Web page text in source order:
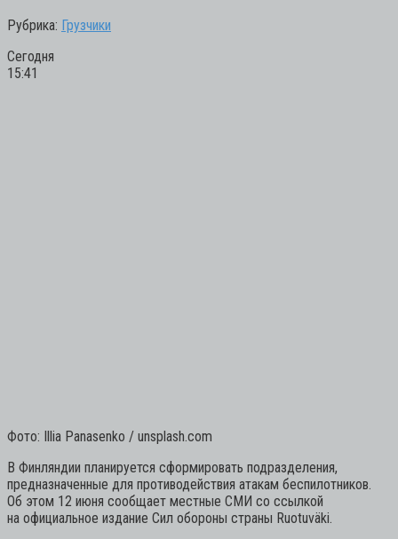
Рубрика: Грузчики
Сегодня
15:41
Фото: Illia Panasenko / unsplash.com
В Финляндии планируется сформировать подразделения,
предназначенные для противодействия атакам беспилотников.
Об этом 12 июня сообщает местные СМИ со ссылкой
на официальное издание Сил обороны страны Ruotuväki.